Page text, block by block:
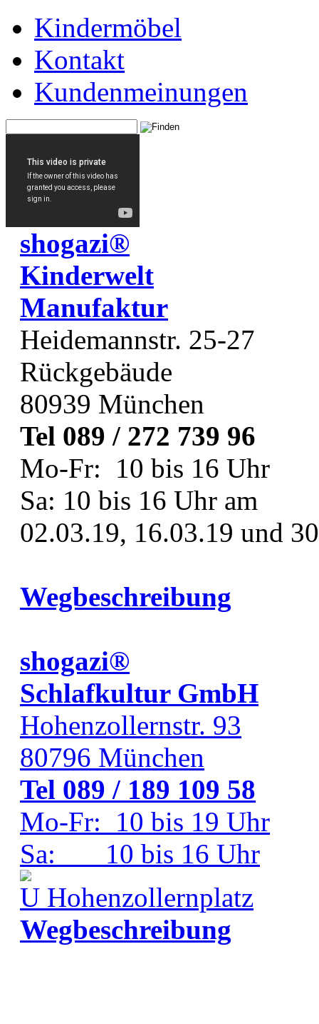
Kindermöbel
Kontakt
Kundenmeinungen
shogazi®
Kinderwelt
Manufaktur
Heidemannstr. 25-27
Rückgebäude
80939 München
Tel 089 / 272 739 96
Mo-Fr: 10 bis 16 Uhr
Sa: 10 bis 16 Uhr am
02.03.19, 16.03.19 und
Wegbeschreibung
shogazi®
Schlafkultur GmbH
Hohenzollernstr. 93
80796 München
Tel 089 / 189 109 58
Mo-Fr: 10 bis 19 Uhr
Sa: 10 bis 16 Uhr
Hohenzollernplatz
Wegbeschreibung